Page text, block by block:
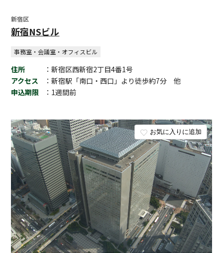
お気に入りに追加
新宿区
新宿NSビル
事務室・会議室・オフィスビル
住所
：新宿区西新宿2丁目4番1号
アクセス
：新宿駅「南口・西口」より徒歩約7分 他
申込期限
：1週間前